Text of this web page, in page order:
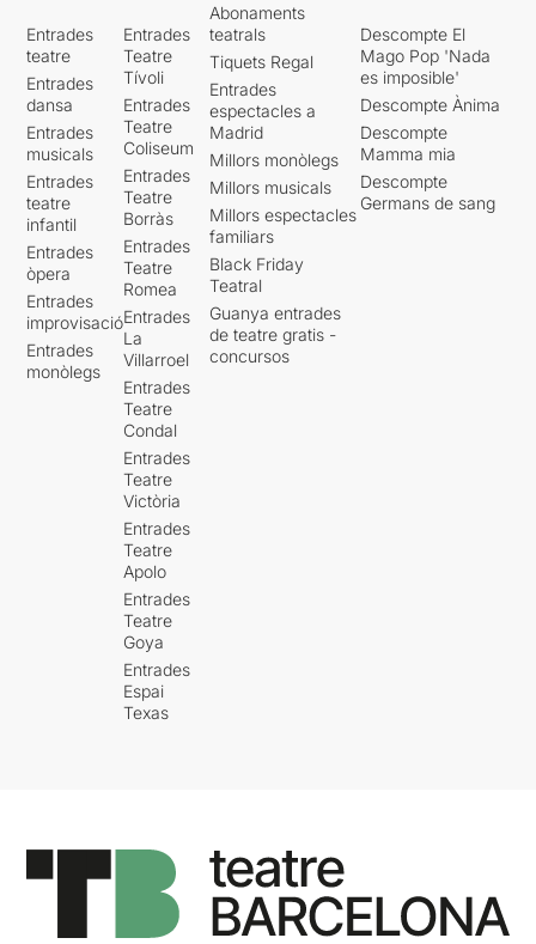
Entrades
teatre
Entrades
dansa
Entrades
musicals
Entrades
teatre
infantil
Entrades
òpera
Entrades
improvisació
Entrades
monòlegs
Entrades
Teatre
Tívoli
Entrades
Teatre
Coliseum
Entrades
Teatre
Borràs
Entrades
Teatre
Romea
Entrades
La
Villarroel
Entrades
Teatre
Condal
Entrades
Teatre
Victòria
Entrades
Teatre
Apolo
Entrades
Teatre
Goya
Entrades
Espai
Texas
Abonaments
teatrals
Tiquets Regal
Entrades
espectacles a
Madrid
Millors monòlegs
Millors musicals
Millors espectacles
familiars
Black Friday
Teatral
Guanya entrades
de teatre gratis -
concursos
Descompte El
Mago Pop 'Nada
es imposible'
Descompte Ànima
Descompte
Mamma mia
Descompte
Germans de sang